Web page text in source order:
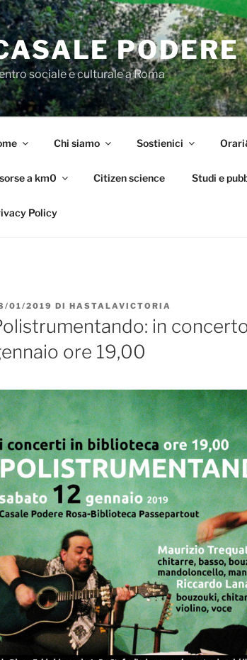
PODERE
sociale e culturale a Roma
Chi siamo Sostienici
a km0 Citizen science Studi e
Policy
01/2019 DI HASTALAVICTORIA
in
ore 19,00